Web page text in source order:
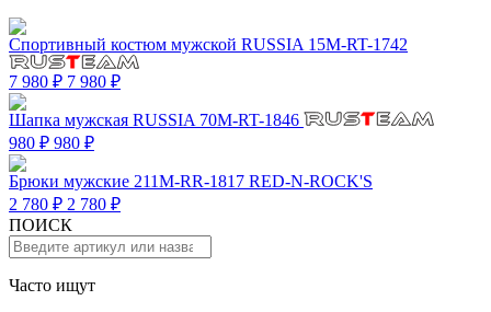
Спортивный костюм мужской RUSSIA 15M-RT-1742
7 980 ₽ 7 980 ₽
Шапка мужская RUSSIA 70M-RT-1846
980 ₽ 980 ₽
Брюки мужские 211M-RR-1817 RED-N-ROCK'S
2 780 ₽ 2 780 ₽
ПОИСК
Часто ищут